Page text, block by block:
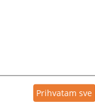
Prihvatam sve